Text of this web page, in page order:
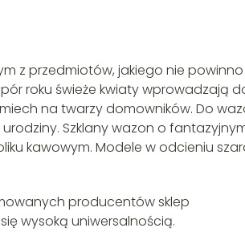
z przedmiotów, jakiego nie powinno
roku świeże kwiaty wprowadzają
na twarzy domowników. Do
Szklany wazon o
kawowym. Modele w odcieniu
producentów sklep
wysoką uniwersalnością.